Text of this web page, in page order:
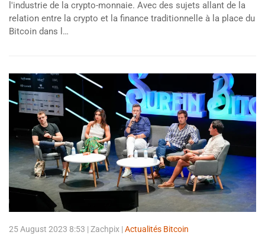
l'industrie de la crypto-monnaie. Avec des sujets allant de la
relation entre la crypto et la finance traditionnelle à la place du
Bitcoin dans l…
25 August 2023 8:53 | Zachpix | Actualités Bitcoin